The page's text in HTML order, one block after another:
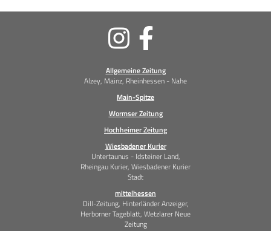
Allgemeine Zeitung
Alzey, Mainz, Rheinhessen - Nahe
Main-Spitze
Wormser Zeitung
Hochheimer Zeitung
Wiesbadener Kurier
Untertaunus - Idsteiner Land,
Rheingau Kurier, Wiesbadener Kurier
Stadt
mittelhessen
Dill-Zeitung, Hinterländer Anzeiger,
Herborner Tageblatt, Wetzlarer Neue
Zeitung
Soziale
Medien